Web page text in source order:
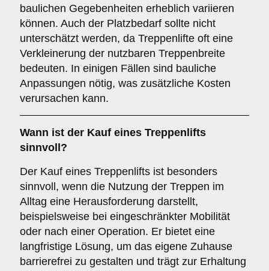
baulichen Gegebenheiten erheblich variieren
können. Auch der Platzbedarf sollte nicht
unterschätzt werden, da Treppenlifte oft eine
Verkleinerung der nutzbaren Treppenbreite
bedeuten. In einigen Fällen sind bauliche
Anpassungen nötig, was zusätzliche Kosten
verursachen kann.
Wann ist der Kauf eines Treppenlifts
sinnvoll?
Der Kauf eines Treppenlifts ist besonders
sinnvoll, wenn die Nutzung der Treppen im
Alltag eine Herausforderung darstellt,
beispielsweise bei eingeschränkter Mobilität
oder nach einer Operation. Er bietet eine
langfristige Lösung, um das eigene Zuhause
barrierefrei zu gestalten und trägt zur Erhaltung